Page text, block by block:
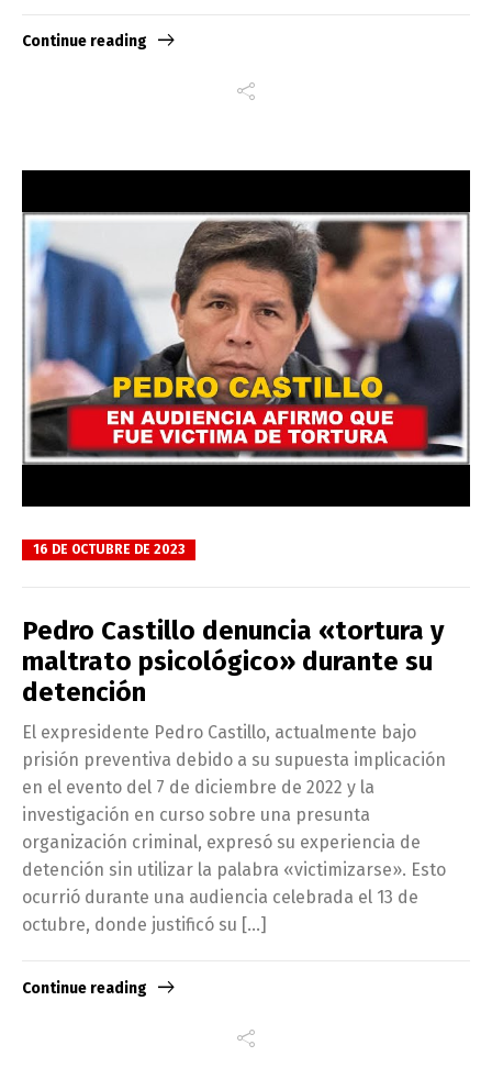
Continue reading
16 DE OCTUBRE DE 2023
Pedro Castillo denuncia «tortura y
maltrato psicológico» durante su
detención
El expresidente Pedro Castillo, actualmente bajo
prisión preventiva debido a su supuesta implicación
en el evento del 7 de diciembre de 2022 y la
investigación en curso sobre una presunta
organización criminal, expresó su experiencia de
detención sin utilizar la palabra «victimizarse». Esto
ocurrió durante una audiencia celebrada el 13 de
octubre, donde justificó su […]
Continue reading